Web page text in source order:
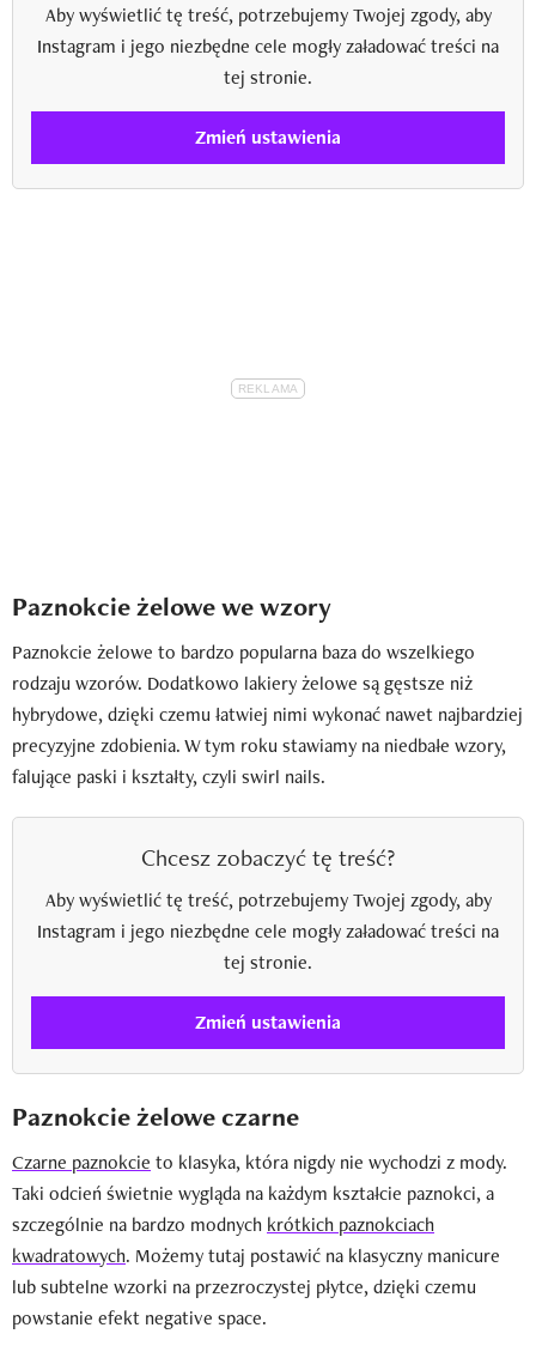
Aby wyświetlić tę treść, potrzebujemy Twojej zgody, aby
Instagram i jego niezbędne cele mogły załadować treści na
tej stronie.
Zmień ustawienia
Paznokcie żelowe we wzory
Paznokcie żelowe to bardzo popularna baza do wszelkiego
rodzaju wzorów. Dodatkowo lakiery żelowe są gęstsze niż
hybrydowe, dzięki czemu łatwiej nimi wykonać nawet najbardziej
precyzyjne zdobienia. W tym roku stawiamy na niedbałe wzory,
falujące paski i kształty, czyli swirl nails.
Chcesz zobaczyć tę treść?
Aby wyświetlić tę treść, potrzebujemy Twojej zgody, aby
Instagram i jego niezbędne cele mogły załadować treści na
tej stronie.
Zmień ustawienia
Paznokcie żelowe czarne
Czarne paznokcie to klasyka, która nigdy nie wychodzi z mody.
Taki odcień świetnie wygląda na każdym kształcie paznokci, a
szczególnie na bardzo modnych krótkich paznokciach
kwadratowych. Możemy tutaj postawić na klasyczny manicure
lub subtelne wzorki na przezroczystej płytce, dzięki czemu
powstanie efekt negative space.